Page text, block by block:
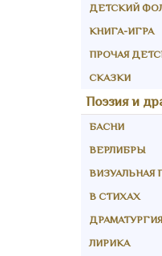
ДЕТСКИЙ
КНИГА-ИГРА
ПРОЧАЯ
СКАЗКИ
Поэзия и
БАСНИ
ВЕРЛИБРЫ
ВИЗУАЛЬНАЯ
В СТИХАХ
ДРАМАТУРГИЯ
ЛИРИКА